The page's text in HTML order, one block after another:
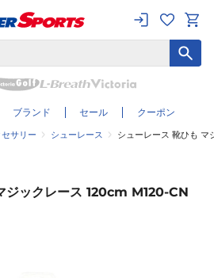
ブランド セール クーポン
サリー シューレース シューレース 靴ひも
ジックレース 120cm M120-CN